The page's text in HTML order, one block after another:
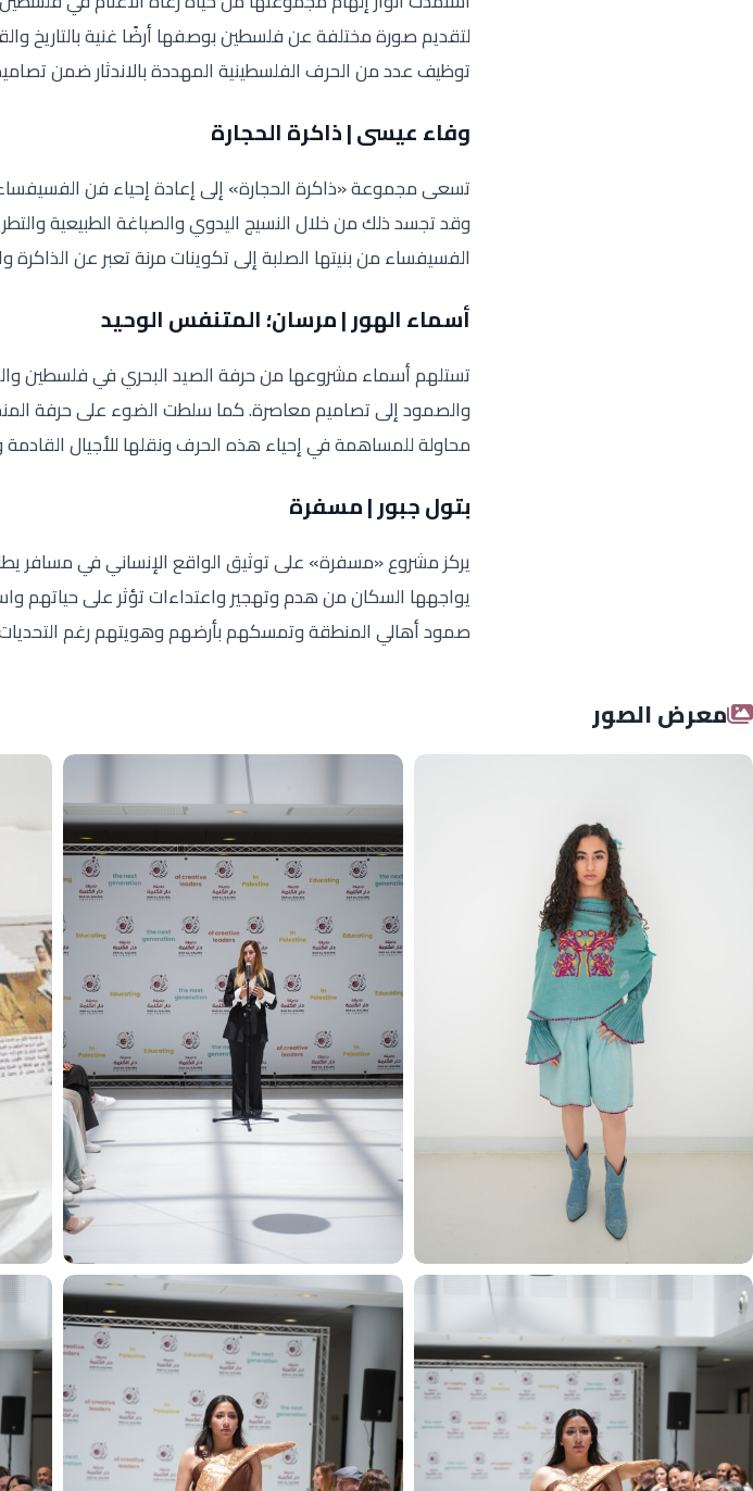
لتقديم صورة مختلفة عن فلسطين بوصفها أرضًا غنية بالتاريخ
توظيف عدد من الحرف الفلسطينية المهددة بالاندثار ضمن
وفاء عيسى | ذاكرة الحجارة
تسعى مجموعة «ذاكرة الحجارة» إلى إعادة إحياء فن
وقد تجسد ذلك من خلال النسيج اليدوي والصباغة الطبيعية
الفسيفساء من بنيتها الصلبة إلى تكوينات مرنة تعبر عن الذاكرة
أسماء الهور | مرسان؛ المتنفس الوحيد
تستلهم أسماء مشروعها من حرفة الصيد البحري في فلسطين
والصمود إلى تصاميم معاصرة. كما سلطت الضوء على حرفة
محاولة للمساهمة في إحياء هذه الحرف ونقلها للأجيال
بتول جبور | مسفرة
يركز مشروع «مسفرة» على توثيق الواقع الإنساني في مسافر
يواجهها السكان من هدم وتهجير واعتداءات تؤثر على حياتهم
صمود أهالي المنطقة وتمسكهم بأرضهم وهويتهم رغم التحديات
معرض الصور